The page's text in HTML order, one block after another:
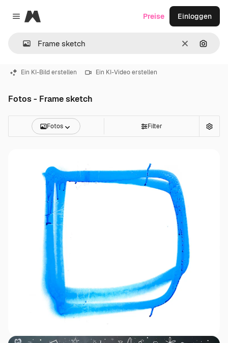
Close menu
Magnific
LöschenNach
Preise Einloggen
Ein KI-Bild erstellen Ein KI-Video erstellen
Fotos - Frame sketch
Fotos Filter